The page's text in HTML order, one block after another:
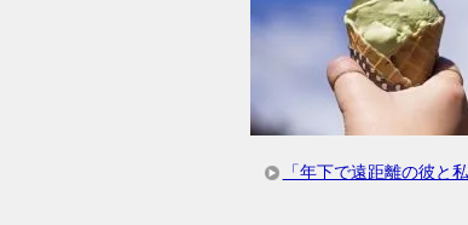
「年下で遠距離の彼と